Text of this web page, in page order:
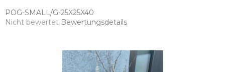
POG-SMALL/G-25X25X40
Die
Nicht bewertet Bewertungsdetails